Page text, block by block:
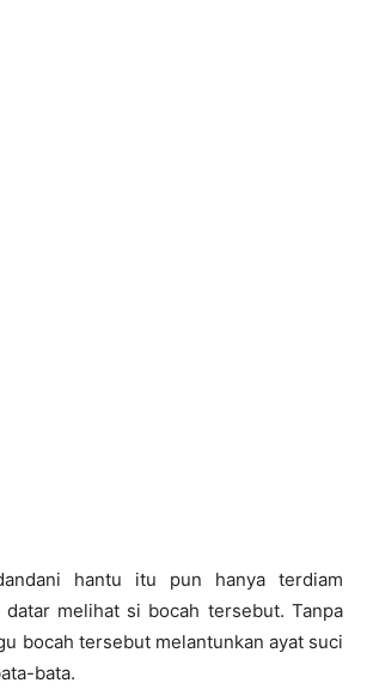
hantu itu pun hanya terdiam
melihat si bocah tersebut. Tanpa
bocah tersebut melantunkan ayat suci
bata.